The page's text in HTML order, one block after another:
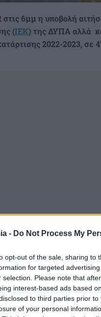
- Do Not Process My
opt-out of the sale, sharing
for targeted
selection. Please note that
interest-based ads based
to third parties prior
of your personal
στις 6μμ η υποβολή
(ΙΕΚ) της ΔΥΠΑ αλλά
2022-2023, σε